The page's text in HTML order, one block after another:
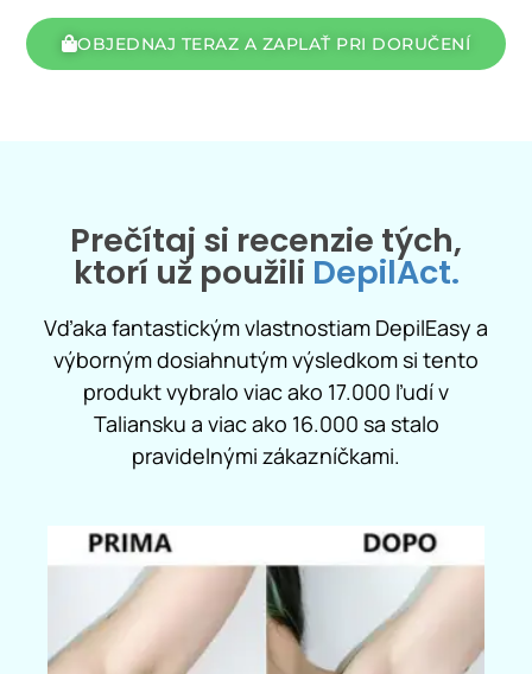
OBJEDNAJ TERAZ A ZAPLAŤ PRI DORUČENÍ
Prečítaj si recenzie tých,
ktorí už použili DepilAct.
Vďaka fantastickým vlastnostiam DepilEasy a
výborným dosiahnutým výsledkom si tento
produkt vybralo viac ako 17.000 ľudí v
Taliansku a viac ako 16.000 sa stalo
pravidelnými zákazníčkami.